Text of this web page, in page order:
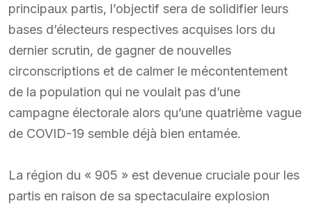
principaux partis, l’objectif sera de solidifier leurs
bases d’électeurs respectives acquises lors du
dernier scrutin, de gagner de nouvelles
circonscriptions et de calmer le mécontentement
de la population qui ne voulait pas d’une
campagne électorale alors qu’une quatrième vague
de COVID-19 semble déjà bien entamée.
La région du « 905 » est devenue cruciale pour les
partis en raison de sa spectaculaire explosion